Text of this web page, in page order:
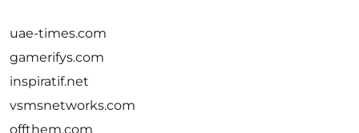
uae-times.com
gamerifys.com
inspiratif.net
vsmsnetworks.com
offthem.com